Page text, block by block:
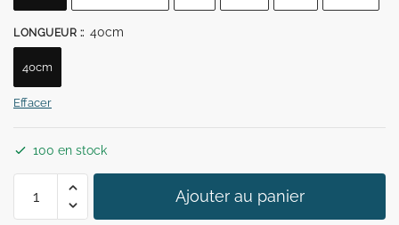
39,90 €.29,90 €.
LONGUEUR :: 40cm
40cm
Effacer
100 en stock
Ajouter au panier